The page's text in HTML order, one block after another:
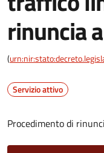
rinuncia
(
Servizio attivo
Procedimento di